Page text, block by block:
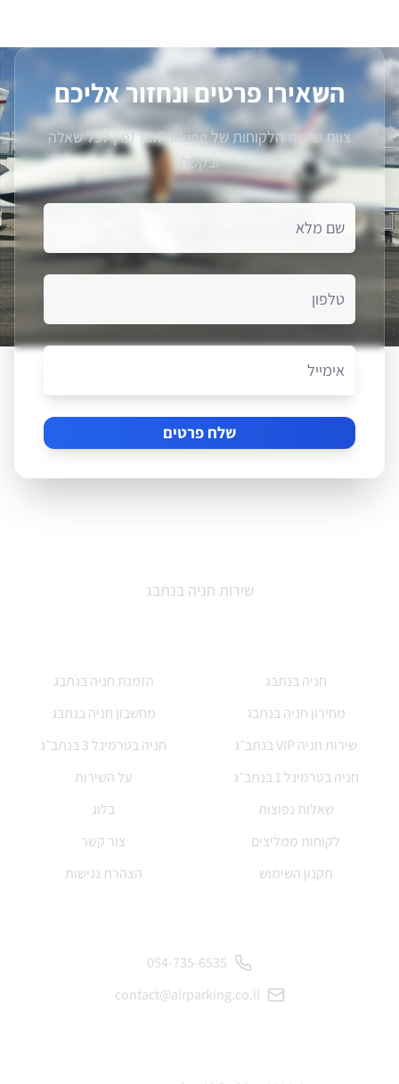
השאירו פרטים ונחזור אליכם
צוות שירות הלקוחות של AirParking זמין לכל שאלה
ובקשה
שלח פרטים
שירות חניה בנתבג
חניה בנתבג
הזמנת חניה בנתבג
מחירון חניה בנתבג
מחשבון חניה בנתבג
שירות חניה VIP בנתב״ג
חניה בטרמינל 3 בנתב״ג
חניה בטרמינל 1 בנתב״ג
על השירות
שאלות נפוצות
בלוג
לקוחות ממליצים
צור קשר
תקנון השימוש
הצהרת נגישות
054-735-6535
contact@airparking.co.il